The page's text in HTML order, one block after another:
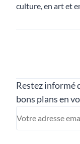
culture, en art et
Restez informé
bons plans en